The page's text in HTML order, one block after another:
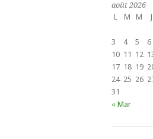
août 2026
L
M M J
3
4 5 6
10 11 12
17 18 19
24 25 26
31
« Mar